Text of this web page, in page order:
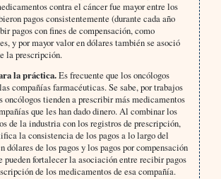
contra el cáncer fue mayor entre los
pagos consistentemente (durante cada año
pagos con fines de compensación, como
y por mayor valor en dólares también se asoció
la prescripción.
la práctica.Es frecuente que los oncólogos
compañías farmacéuticas. Se sabe, por trabajos
oncólogos tienden a prescribir más medicamentos
que les han dado dinero. Al combinar los
de la industria con los registros de prescripción,
la consistencia de los pagos a lo largo del
dólares de los pagos y los pagos por compensación
pueden fortalecer la asociación entre recibir pagos
de los medicamentos de esa compañía.